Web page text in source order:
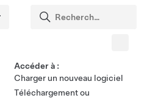
Accéder à :
Charger un nouveau logiciel
Téléchargement ou